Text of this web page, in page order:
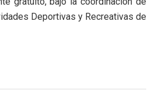
Deportivas y Recreativas​ de